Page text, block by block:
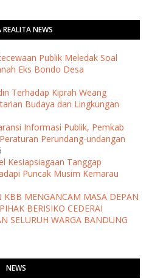
REALITA NEWS
Publik Meledak Soal
Eks Bondo Desa
Terhadap Kiprah Weang
Budaya dan Lingkungan
Informasi Publik, Pemkab
Perundang-undangan
Kesiapsiagaan Tanggap
Puncak Musim Kemarau
MENGANCAM MASA DEPAN
BERISIKO CEDERAI
SELURUH WARGA BANDUNG
NEWS